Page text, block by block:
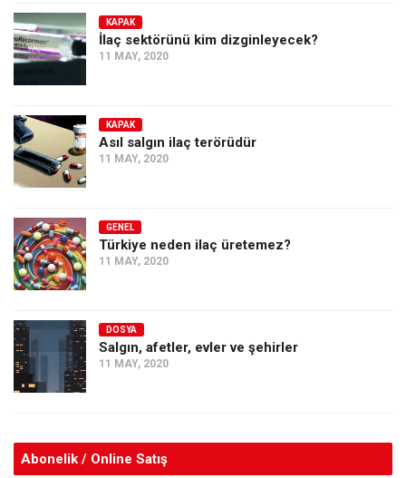
KAPAK
İlaç sektörünü kim dizginleyecek?
11 MAY, 2020
KAPAK
Asıl salgın ilaç terörüdür
11 MAY, 2020
GENEL
Türkiye neden ilaç üretemez?
11 MAY, 2020
DOSYA
Salgın, afetler, evler ve şehirler
11 MAY, 2020
Abonelik / Online Satış